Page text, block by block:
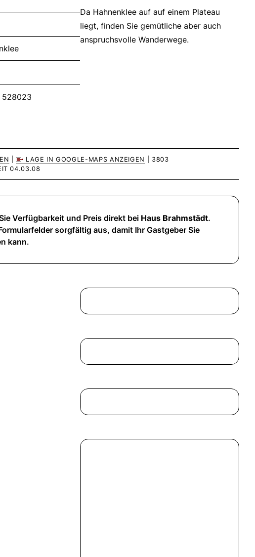
Da Hahnenklee auf auf einem Plateau
liegt, finden Sie gemütliche aber auch
anspruchsvolle Wanderwege.
| LAGE IN GOOGLE-MAPS ANZEIGEN
| 3803
04.03.08
Verfügbarkeit und Preis direkt bei Haus Brahmstädt.
sorgfältig aus, damit Ihr Gastgeber Sie
kann.